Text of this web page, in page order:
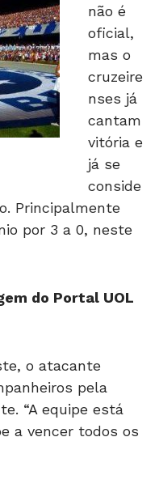
oficial,
mas o
cruzeire
nses já
cantam
vitória e
já se
conside
Principalmente
por 3 a 0, neste
pela
“A equipe está
a vencer todos os